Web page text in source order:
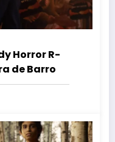
Horror R-
de Barro